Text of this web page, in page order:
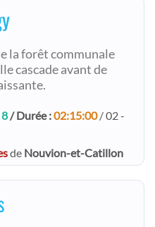
la forêt communale
cascade avant de
8/ Durée :02:15:00/ 02 -
de Nouvion-et-Catillon